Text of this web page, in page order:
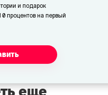
и подарок
процентов на первый